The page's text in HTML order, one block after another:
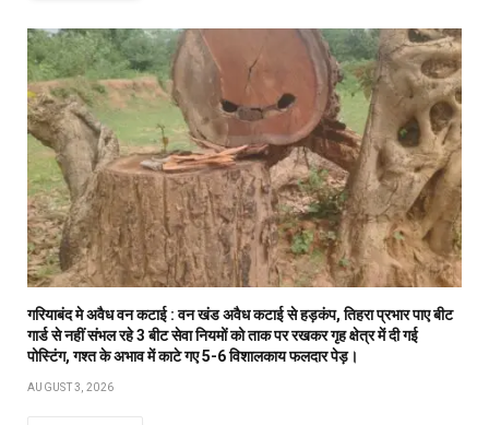
गरियाबंद मे अवैध वन कटाई : वन खंड अवैध कटाई से हड़कंप, तिहरा प्रभार पाए बीट
गार्ड से नहीं संभल रहे 3 बीट सेवा नियमों को ताक पर रखकर गृह क्षेत्र में दी गई
पोस्टिंग, गश्त के अभाव में काटे गए 5-6 विशालकाय फलदार पेड़।
AUGUST 3, 2026